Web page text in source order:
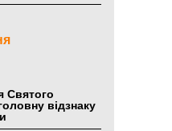
Святого
відзнаку